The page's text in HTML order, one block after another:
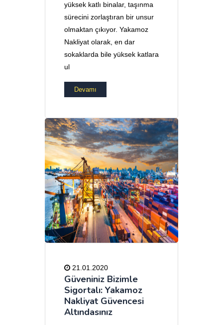
yüksek katlı binalar, taşınma
sürecini zorlaştıran bir unsur
olmaktan çıkıyor. Yakamoz
Nakliyat olarak, en dar
sokaklarda bile yüksek katlara
ul
Devamı
21.01.2020
Güveniniz Bizimle
Sigortalı: Yakamoz
Nakliyat Güvencesi
Altındasınız